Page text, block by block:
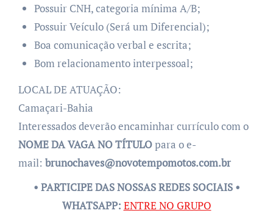
Possuir CNH, categoria mínima A/B;
Possuir Veículo (Será um Diferencial);
Boa comunicação verbal e escrita;
Bom relacionamento interpessoal;
LOCAL DE ATUAÇÃO:
Camaçari-Bahia
Interessados deverão encaminhar currículo com o
NOME DA VAGA NO TÍTULOpara o e-
mail: brunochaves@novotempomotos.com.br
• PARTICIPE DAS NOSSAS REDES SOCIAIS •
WHATSAPP: ENTRE NO GRUPO